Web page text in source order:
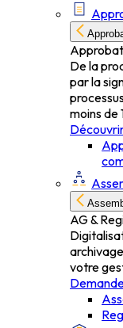
De la
par la
moins de
AG &
votre